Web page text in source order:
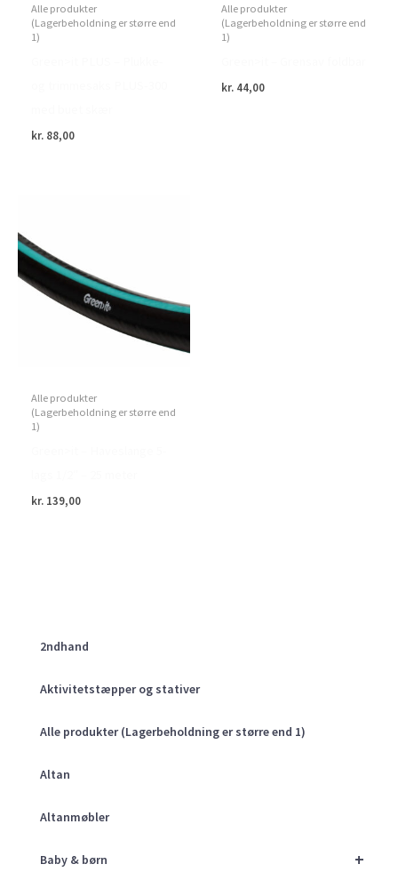
2ndhand
Aktivitetstæpper og stativer
Alle produkter (Lagerbeholdning er større end 1)
Altan
Altanmøbler
+
Baby & børn
Alle produkter
(Lagerbeholdning er større end
1)
kr. 88,00
Alle produkter
(Lagerbeholdning er større end
1)
kr. 44,00
Alle produkter
(Lagerbeholdning er større end
1)
kr. 139,00